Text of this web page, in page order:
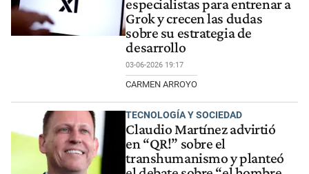
especialistas para entrenar a
Grok y crecen las dudas
sobre su estrategia de
desarrollo
03-06-2026 19:17
CARMEN ARROYO
TECNOLOGÍA Y SOCIEDAD
Claudio Martínez advirtió
en “QR!” sobre el
transhumanismo y planteó